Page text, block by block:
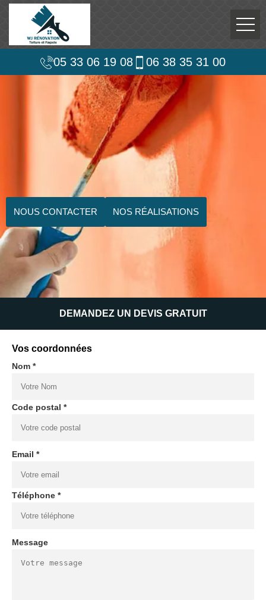
05 33 06 19 08 06 38 35 31 00
NOUS CONTACTER NOS RÉALISATIONS
DEMANDEZ UN DEVIS GRATUIT
Vos coordonnées
Nom *
Code postal *
Email *
Téléphone *
Message